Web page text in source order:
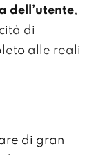
dell’utente,
di
alle reali
di gran